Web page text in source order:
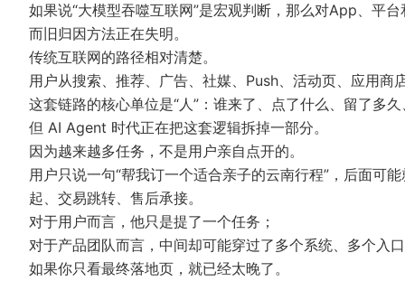
如果说“大模型吞噬互联网”是宏观判断，那么对App、平
而旧归因方法正在失明。
传统互联网的路径相对清楚。
用户从搜索、推荐、广告、社媒、Push、活动页、应用
这套链路的核心单位是“人”：谁来了、点了什么、留了多
但 AI Agent 时代正在把这套逻辑拆掉一部分。
因为越来越多任务，不是用户亲自点开的。
用户只说一句“帮我订一个适合亲子的云南行程”，后面可
起、交易跳转、售后承接。
对于用户而言，他只是提了一个任务；
对于产品团队而言，中间却可能穿过了多个系统、多个入
如果你只看最终落地页，就已经太晚了。